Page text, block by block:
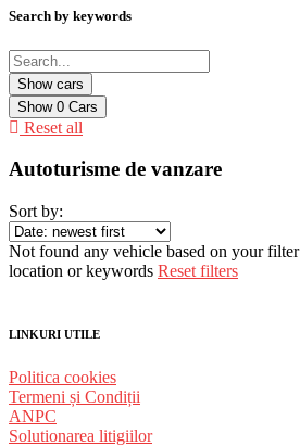
Search by keywords
Show 0 Cars
Reset all
Autoturisme de vanzare
Sort by:
Not found any vehicle based on your filter
location or keywords Reset filters
LINKURI UTILE
Politica cookies
Termeni și Condiții
ANPC
Solutionarea litigiilor